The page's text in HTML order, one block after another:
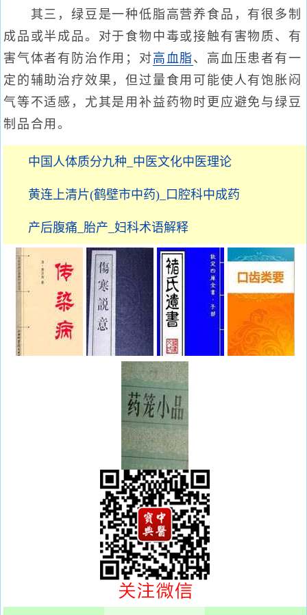
其三，绿豆是一种低脂高营养食品，有很多制
成品或半成品。对于食物中毒或接触有害物质、有
害气体者有防治作用；对高血脂、高血压患者有一
定的辅助治疗效果，但过量食用可能使人有饱胀闷
气等不适感，尤其是用补益药物时更应避免与绿豆
制品合用。
中国人体质分九种_中医文化中医理论
黄连上清片(鹤壁市中药)_口腔科中成药
产后腹痛_胎产_妇科术语解释